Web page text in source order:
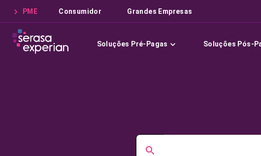
PME Consumidor Grandes Empresas
Soluções Pré-Pagas Soluções Pós-